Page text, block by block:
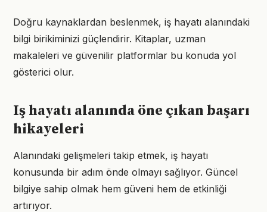
Doğru kaynaklardan beslenmek, iş hayatı alanındaki
bilgi birikiminizi güçlendirir. Kitaplar, uzman
makaleleri ve güvenilir platformlar bu konuda yol
gösterici olur.
Iş hayatı alanında öne çıkan başarı
hikayeleri
Alanındaki gelişmeleri takip etmek, iş hayatı
konusunda bir adım önde olmayı sağlıyor. Güncel
bilgiye sahip olmak hem güveni hem de etkinliği
artırıyor.